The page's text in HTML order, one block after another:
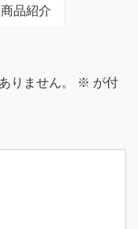
商品紹介
りません。 ※ が付